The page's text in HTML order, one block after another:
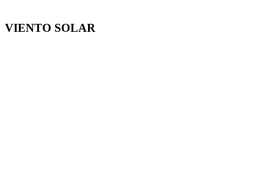
VIENTO SOLAR